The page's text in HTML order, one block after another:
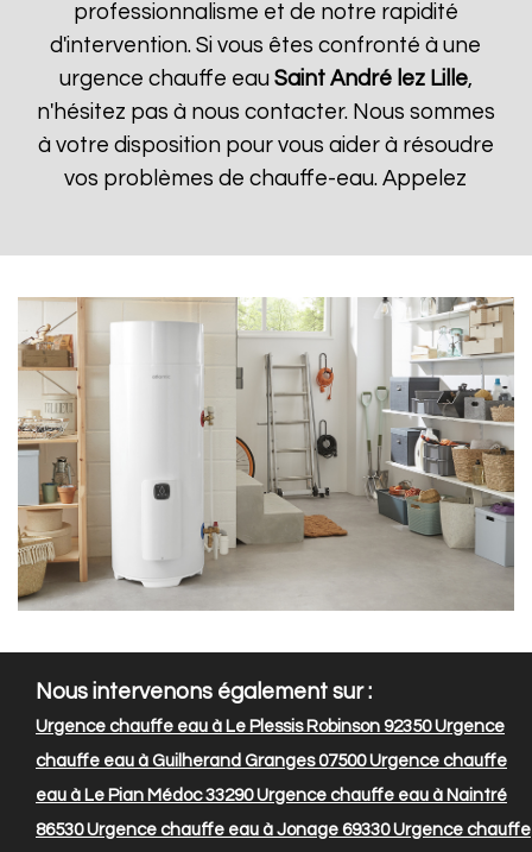
professionnalisme et de notre rapidité
d'intervention. Si vous êtes confronté à une
urgence chauffe eau Saint André lez Lille,
n'hésitez pas à nous contacter. Nous sommes
à votre disposition pour vous aider à résoudre
vos problèmes de chauffe-eau. Appelez
Nous intervenons également sur :
Urgence chauffe eau à Le Plessis Robinson 92350Urgence
chauffe eau à Guilherand Granges 07500Urgence chauffe
eau à Le Pian Médoc 33290Urgence chauffe eau à Naintré
86530Urgence chauffe eau à Jonage 69330Urgence chauffe